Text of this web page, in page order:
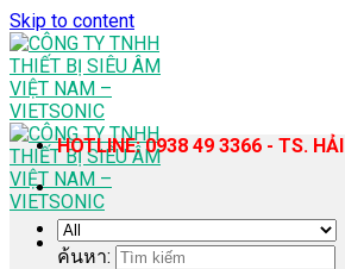
Skip to content
HOTLINE: 0938 49 3366 - TS. HẢI
ค้นหา: